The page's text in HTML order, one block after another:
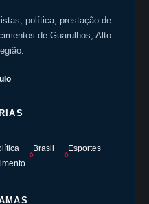
política, prestação de
de Guarulhos, Alto
Brasil
Esportes